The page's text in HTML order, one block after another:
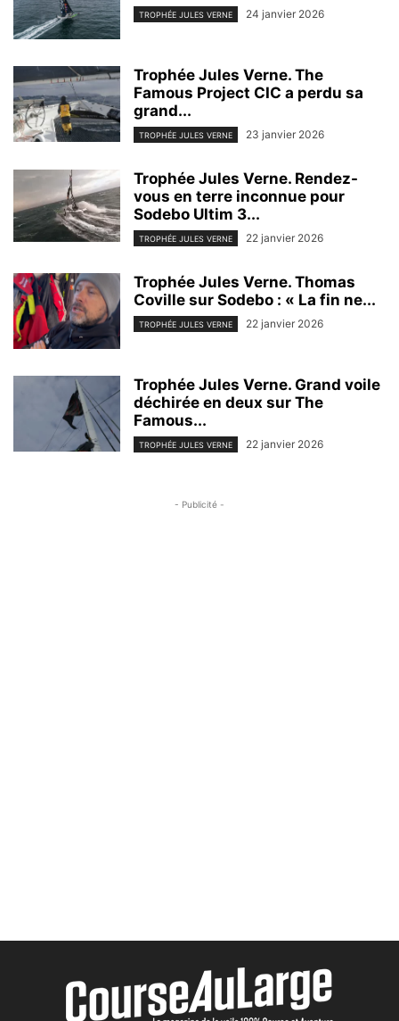
TROPHÉE JULES VERNE 24 janvier 2026
Trophée Jules Verne. The
Famous Project CIC a perdu sa
grand...
TROPHÉE JULES VERNE 23 janvier 2026
Trophée Jules Verne. Rendez-
vous en terre inconnue pour
Sodebo Ultim 3...
TROPHÉE JULES VERNE 22 janvier 2026
Trophée Jules Verne. Thomas
Coville sur Sodebo : « La fin ne...
TROPHÉE JULES VERNE 22 janvier 2026
Trophée Jules Verne. Grand voile
déchirée en deux sur The
Famous...
TROPHÉE JULES VERNE 22 janvier 2026
- Publicité -